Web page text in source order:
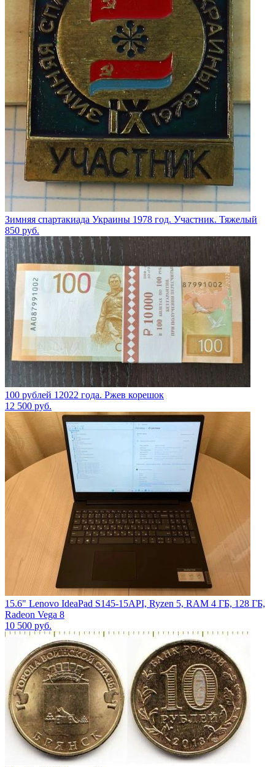
Зимняя спартакиада Украины 1978 год. Участник. Тяжелый
850 руб.
100 рублей 12022 года. Ржев корешок
12 500 руб.
15.6" Lenovo IdeaPad S145-15API, Ryzen 5, RAM 4 ГБ, 128 ГБ,
Radeon Vega 8
10 500 руб.